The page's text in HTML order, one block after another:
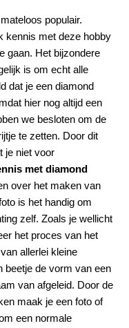
mateloos populair.
kennis met deze hobby
gaan. Het bijzondere
is om echt alle
dat je een diamond
hier nog altijd een
we besloten om de
te zetten. Door dit
je niet voor
met diamond
over het maken van
is het handig om
zelf. Zoals je wellicht
het proces van het
allerlei kleine
beetje de vorm van een
van afgeleid. Door de
maak je een foto of
een normale